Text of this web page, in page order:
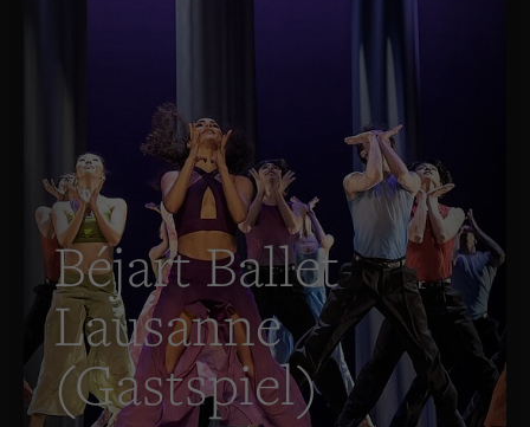
Béjart Ballet
Lausanne
(Gastspiel)